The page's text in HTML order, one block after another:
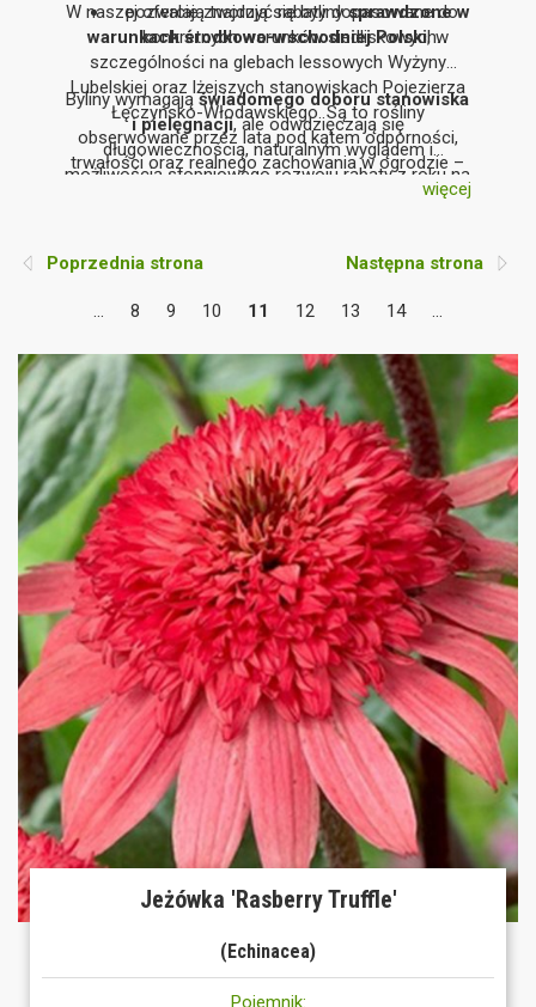
pozwalają tworzyć rabaty dopasowane do
konkretnych warunków siedliskowych.
W naszej ofercie znajdują się bylinysprawdzone w
warunkach środkowo-wschodniej Polski, w
szczególności na glebach lessowych Wyżyny
Lubelskiej oraz lżejszych stanowiskach Pojezierza
Łęczyńsko-Włodawskiego. Są to rośliny
obserwowane przez lata pod kątem odporności,
trwałości oraz realnego zachowania w ogrodzie –
Byliny wymagająświadomego doboru stanowiska
i pielęgnacji, ale odwdzięczają się
długowiecznością, naturalnym wyglądem i
możliwością stopniowego rozwoju rabaty z roku na
rok. To właśnie czas i obserwacja są kluczem do
więcej
Poprzednia strona
... 8 9 10 11 12 13 14 ...
Następna strona
Jeżówka 'Rasberry Truffle'
(Echinacea)
Pojemnik: